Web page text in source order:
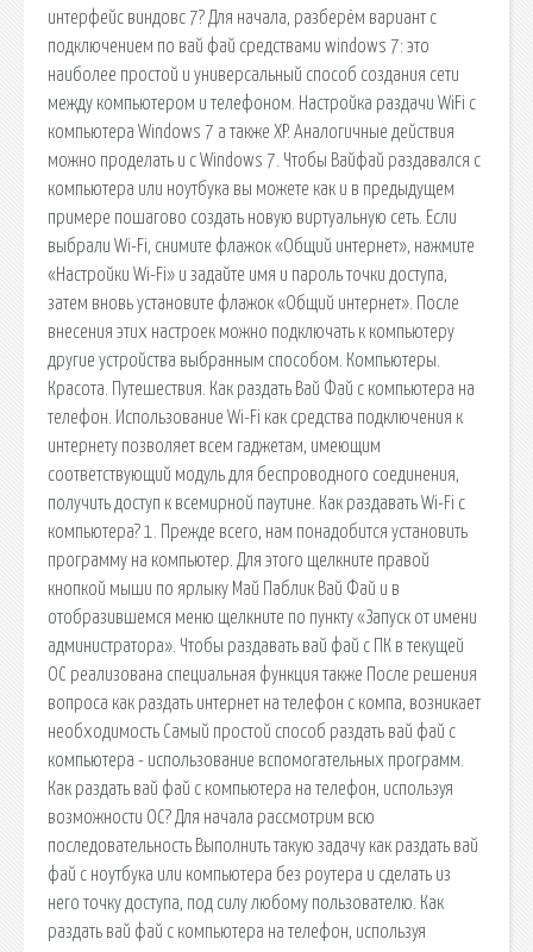
интерфейс виндовс 7? Для начала, разберём вариант с
подключением по вай фай средствами windows 7: это
наиболее простой и универсальный способ создания сети
между компьютером и телефоном. Настройка раздачи WiFi с
компьютера Windows 7 а также XP. Аналогичные действия
можно проделать и с Windows 7. Чтобы Вайфай раздавался с
компьютера или ноутбука вы можете как и в предыдущем
примере пошагово создать новую виртуальную сеть. Если
выбрали Wi-Fi, снимите флажок «Общий интернет», нажмите
«Настройки Wi-Fi» и задайте имя и пароль точки доступа,
затем вновь установите флажок «Общий интернет». После
внесения этих настроек можно подключать к компьютеру
другие устройства выбранным способом. Компьютеры.
Красота. Путешествия. Как раздать Вай Фай с компьютера на
телефон. Использование Wi-Fi как средства подключения к
интернету позволяет всем гаджетам, имеющим
соответствующий модуль для беспроводного соединения,
получить доступ к всемирной паутине. Как раздавать Wi-Fi с
компьютера? 1. Прежде всего, нам понадобится установить
программу на компьютер. Для этого щелкните правой
кнопкой мыши по ярлыку Май Паблик Вай Фай и в
отобразившемся меню щелкните по пункту «Запуск от имени
администратора». Чтобы раздавать вай фай с ПК в текущей
ОС реализована специальная функция также После решения
вопроса как раздать интернет на телефон с компа, возникает
необходимость Самый простой способ раздать вай фай с
компьютера - использование вспомогательных программ.
Как раздать вай фай с компьютера на телефон, используя
возможности ОС? Для начала рассмотрим всю
последовательность Выполнить такую задачу как раздать вай
фай с ноутбука или компьютера без роутера и сделать из
него точку доступа, под силу любому пользователю. Как
раздать вай фай с компьютера на телефон, используя